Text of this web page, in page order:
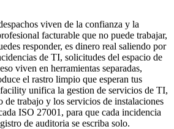
viven de la confianza y la
facturable que no puede trabajar,
responder, es dinero real saliendo por
de TI, solicitudes del espacio de
viven en herramientas separadas,
el rastro limpio que esperan tus
unifica la gestion de servicios de TI,
de trabajo y los servicios de instalaciones
ISO 27001, para que cada incidencia
de auditoria se escriba solo.